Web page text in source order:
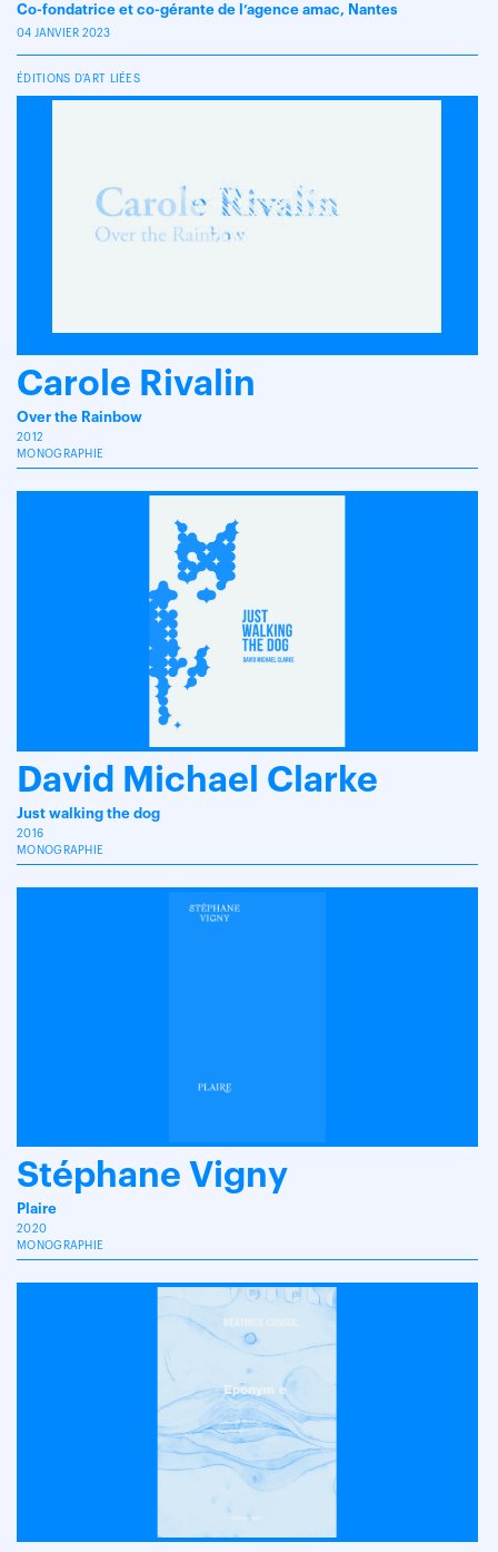
Co-fondatrice et co-gérante de l’agence amac, Nantes
04 JANVIER 2023
ÉDITIONS D'ART LIÉES
Carole Rivalin
Over the Rainbow
2012
MONOGRAPHIE
David Michael Clarke
Just walking the dog
2016
MONOGRAPHIE
Stéphane Vigny
Plaire
2020
MONOGRAPHIE